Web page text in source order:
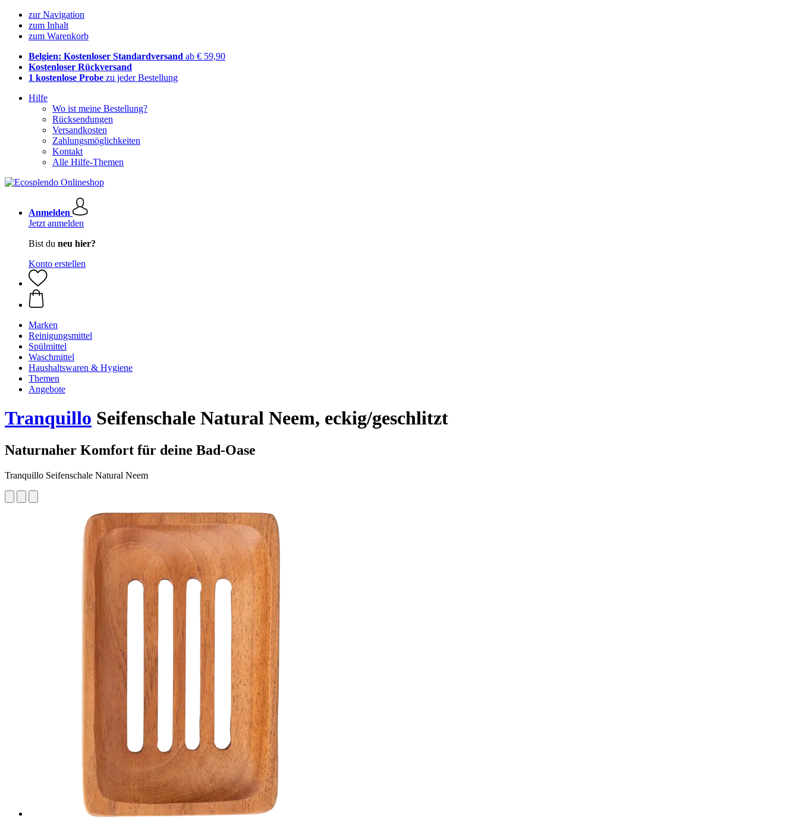
zur Navigation
zum Inhalt
zum Warenkorb
Belgien: Kostenloser Standardversand ab € 59,90
Kostenloser Rückversand
1 kostenlose Probe zu jeder Bestellung
Hilfe
Wo ist meine Bestellung?
Rücksendungen
Versandkosten
Zahlungsmöglichkeiten
Kontakt
Alle Hilfe-Themen
Anmelden
Jetzt anmelden
Bist du neu hier?
Konto erstellen
Marken
Reinigungsmittel
Spülmittel
Waschmittel
Haushaltswaren & Hygiene
Themen
Angebote
Tranquillo Seifenschale Natural Neem, eckig/geschlitzt
Naturnaher Komfort für deine Bad-Oase
Tranquillo Seifenschale Natural Neem